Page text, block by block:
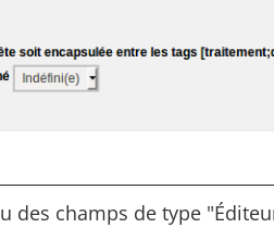
des champs de type